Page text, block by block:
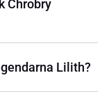
Chrobry
Lilith?